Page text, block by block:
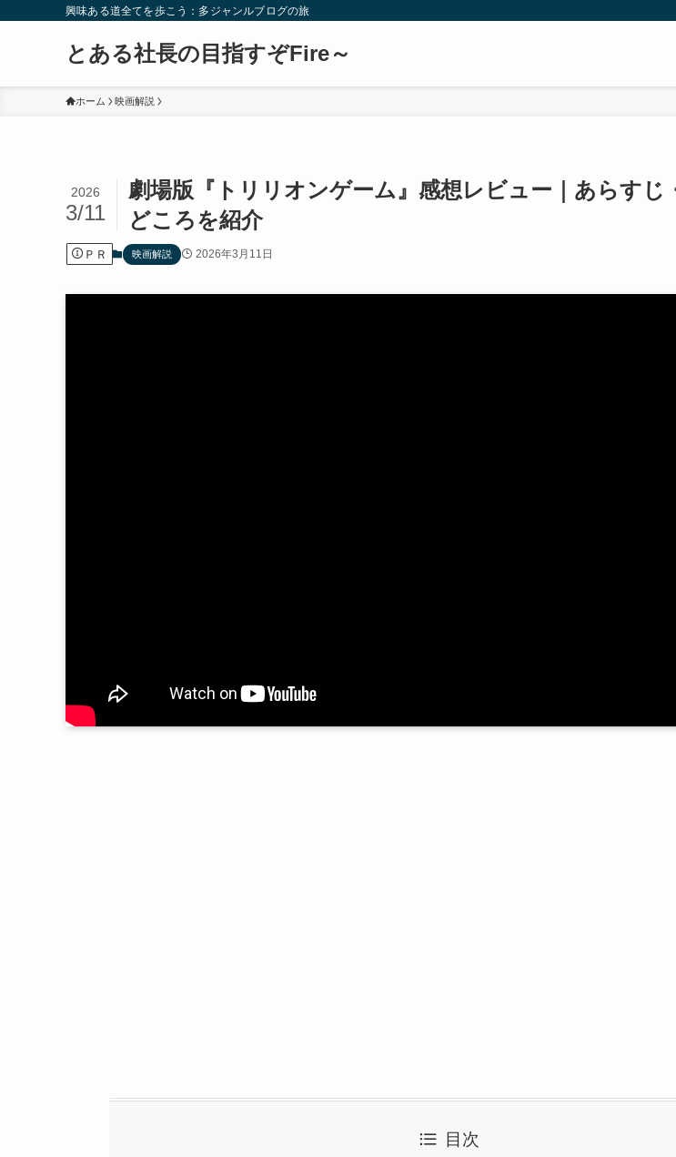
興味ある道全てを歩こう：多ジャンルブログの旅
とある社長の目指すぞFire～
ホーム 映画解説
劇場版『トリリオンゲーム』感想レビュー｜あらすじ
どころを紹介
2026
3/11
ＰＲ 映画解説 2026年3月11日
目次